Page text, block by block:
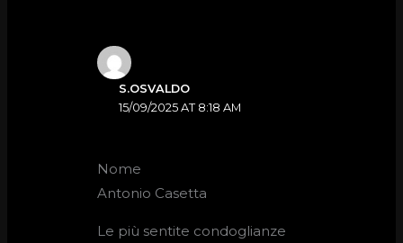
S.OSVALDO
15/09/2025 AT 8:18 AM
Nome
Antonio Casetta
Le più sentite condoglianze